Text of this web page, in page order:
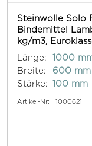
Steinwolle Solo
Bindemittel
kg/m3,
Länge:
1000
Breite:
600 mm
Stärke: 100 mm
Artikel-Nr: 1000621